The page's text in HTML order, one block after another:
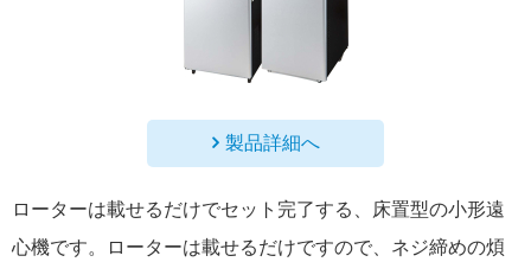
製品詳細へ
ローターは載せるだけでセット完了する、床置型の小形遠
心機です。ローターは載せるだけですので、ネジ締めの煩